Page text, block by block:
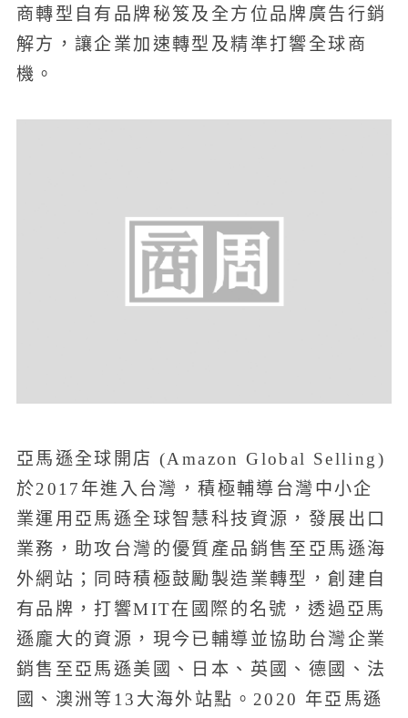
商轉型自有品牌秘笈及全方位品牌廣告行銷
解方，讓企業加速轉型及精準打響全球商
機。
亞馬遜全球開店 (Amazon Global Selling)
於2017年進入台灣，積極輔導台灣中小企
業運用亞馬遜全球智慧科技資源，發展出口
業務，助攻台灣的優質產品銷售至亞馬遜海
外網站；同時積極鼓勵製造業轉型，創建自
有品牌，打響MIT在國際的名號，透過亞馬
遜龐大的資源，現今已輔導並協助台灣企業
銷售至亞馬遜美國、日本、英國、德國、法
國、澳洲等13大海外站點。2020 年亞馬遜